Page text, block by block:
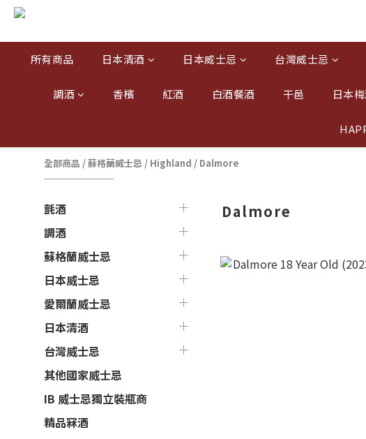
所有商品 日本清酒 日本威士忌 台灣威士忌
調酒 香檳 紅酒 白酒餐酒 干邑 日本
全部商品 /蘇格蘭威士忌 / Highland / Dalmore
氈酒
調酒
蘇格蘭威士忌
日本威士忌
愛爾蘭威士忌
日本清酒
台灣威士忌
其他國家威士忌
IB 威士忌獨立裝瓶商
精品冧酒
Dalmore